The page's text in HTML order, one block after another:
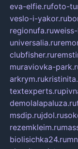
eva-elfie.rufoto-
veslo-i-yakor.ru
regionufa.ru
universalia.ru
clubfisher.ru
muraviovka-
arkrym.ru
textexperts.ru
demolalapaluza.ru
msdip.rujdol.ru
rezemkleim.ru
biolisichka24.ru